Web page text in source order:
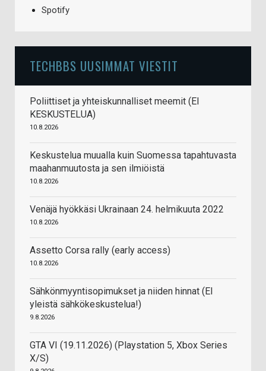
Spotify
TECHBBS UUSIMMAT VIESTIT
Poliittiset ja yhteiskunnalliset meemit (EI
KESKUSTELUA)
10.8.2026
Keskustelua muualla kuin Suomessa tapahtuvasta
maahanmuutosta ja sen ilmiöistä
10.8.2026
Venäjä hyökkäsi Ukrainaan 24. helmikuuta 2022
10.8.2026
Assetto Corsa rally (early access)
10.8.2026
Sähkönmyyntisopimukset ja niiden hinnat (EI
yleistä sähkökeskustelua!)
9.8.2026
GTA VI (19.11.2026) (Playstation 5, Xbox Series
X/S)